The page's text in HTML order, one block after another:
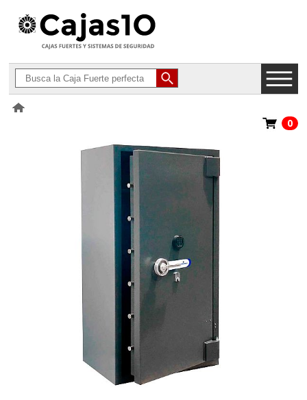
Ferrimax Serie 800 Europa 0